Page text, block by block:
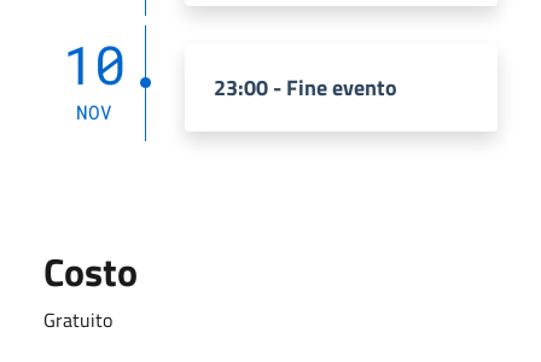
10
NOV
23:00 - Fine evento
Costo
Gratuito